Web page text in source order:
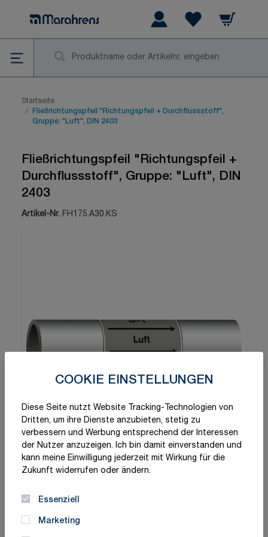
COOKIE EINSTELLUNGEN
Diese Seite nutzt Website Tracking-Technologien von
Dritten, um ihre Dienste anzubieten, stetig zu
verbessern und Werbung entsprechend der Interessen
der Nutzer anzuzeigen. Ich bin damit einverstanden und
kann meine Einwilligung jederzeit mit Wirkung für die
Zukunft widerrufen oder ändern.
Essenziell
Marketing
Warenkorb
Startseite
/
Fließrichtungspfeil "Richtungspfeil + Durchflussstoff",
Gruppe: "Luft", DIN 2403
Fließrichtungspfeil "Richtungspfeil +
Durchflussstoff", Gruppe: "Luft", DIN
2403
Artikel-Nr. FH175.A30.KS